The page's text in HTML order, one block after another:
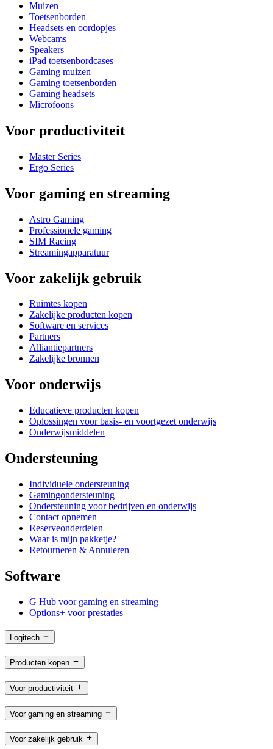
Muizen
Toetsenborden
Headsets en oordopjes
Webcams
Speakers
iPad toetsenbordcases
Gaming muizen
Gaming toetsenborden
Gaming headsets
Microfoons
Voor productiviteit
Master Series
Ergo Series
Voor gaming en streaming
Astro Gaming
Professionele gaming
SIM Racing
Streamingapparatuur
Voor zakelijk gebruik
Ruimtes kopen
Zakelijke producten kopen
Software en services
Partners
Alliantiepartners
Zakelijke bronnen
Voor onderwijs
Educatieve producten kopen
Oplossingen voor basis- en voortgezet onderwijs
Onderwijsmiddelen
Ondersteuning
Individuele ondersteuning
Gamingondersteuning
Ondersteuning voor bedrijven en onderwijs
Contact opnemen
Reserveonderdelen
Waar is mijn pakketje?
Retourneren & Annuleren
Software
G Hub voor gaming en streaming
Options+ voor prestaties
Logitech
Producten kopen
Voor productiviteit
Voor gaming en streaming
Voor zakelijk gebruik